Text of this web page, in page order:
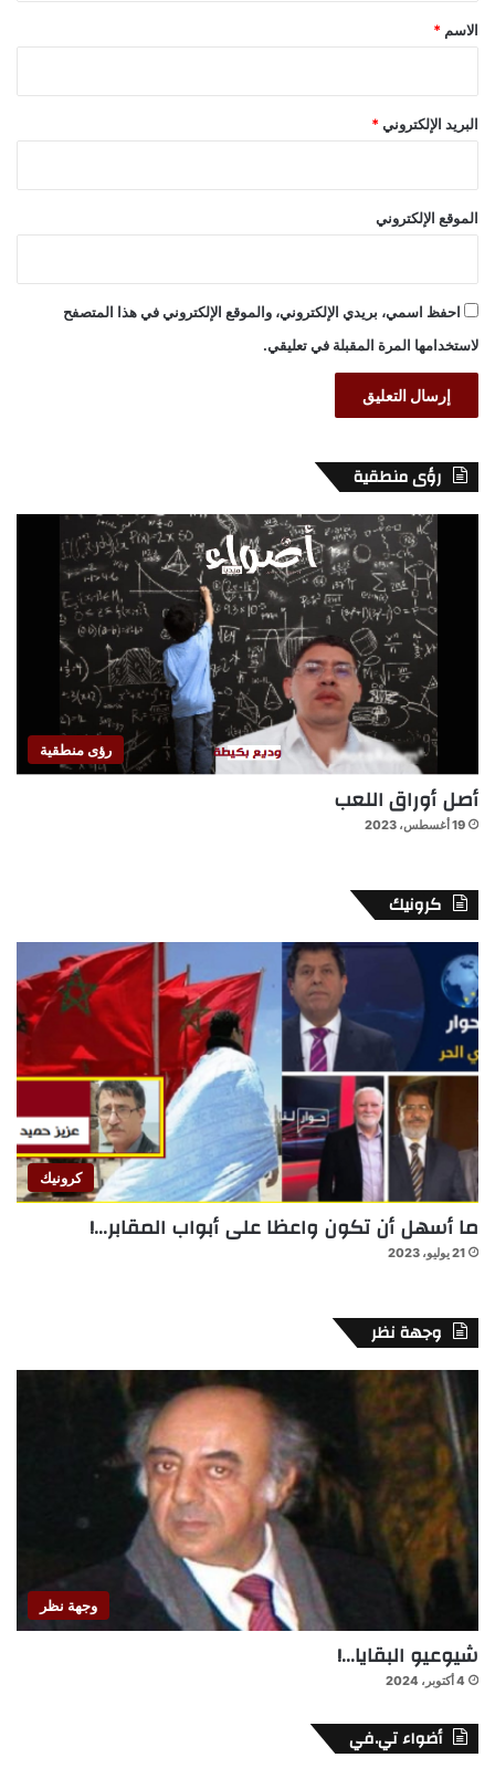
*
الاسم *
البريد الإلكتروني *
الموقع الإلكتروني
احفظ اسمي، بريدي الإلكتروني، والموقع الإلكتروني في هذا المتصفح
لاستخدامها المرة المقبلة في تعليقي.
رؤى منطقية
رؤى منطقية
أصل أوراق اللعب
19 أغسطس، 2023
كرونيك
كرونيك
ما أسهل أن تكون واعظا على أبواب المقابر…!
21 يوليو، 2023
وجهة نظر
وجهة نظر
شيوعيو البقايا…!
4 أكتوبر، 2024
أضواء تي.في